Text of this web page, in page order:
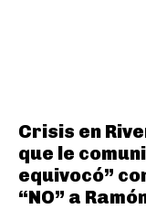
Crisis en
que le
equivocó”
“NO” a